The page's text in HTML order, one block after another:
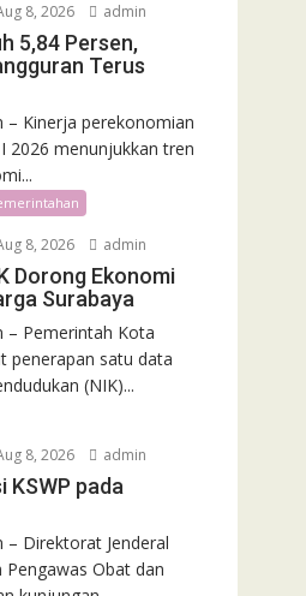
8, 2026 admin
5,84 Persen,
Terus
– Kinerja perekonomian
2026 menunjukkan tren
8, 2026 admin
Dorong Ekonomi
Surabaya
– Pemerintah Kota
penerapan satu data
(NIK)...
8, 2026 admin
KSWP pada
– Direktorat Jenderal
Pengawas Obat dan